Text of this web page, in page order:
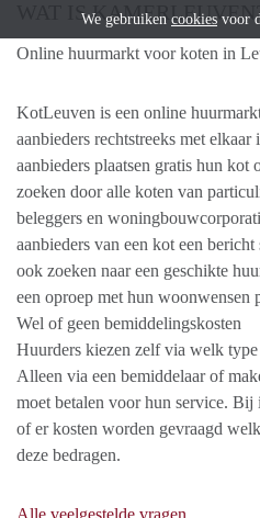
WAT IS
Online huurmarkt voor koten in
​KotLeuven is een online
aanbieders rechtstreeks met
aanbieders plaatsen gratis hun ​kot
zoeken door alle koten van
beleggers en
aanbieders van een kot een
ook zoeken naar een geschikte
een oproep met hun woonwensen
Wel of geen bemiddelingskosten
Huurders kiezen zelf via welk
Alleen via een bemiddelaar of
moet betalen voor hun service. Bij
of er kosten worden gevraagd
deze bedragen.
Alle veelgestelde vragen
We gebruiken cookies voor